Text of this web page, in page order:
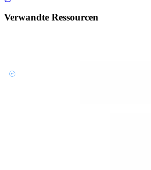
Verwandte Ressourcen